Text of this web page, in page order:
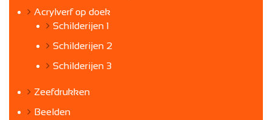
Acrylverf op doek
Schilderijen 1
Schilderijen 2
Schilderijen 3
Zeefdrukken
Beelden